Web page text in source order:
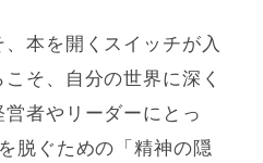
本を開くスイッチが入
そ、自分の世界に深く
者やリーダーにとっ
脱ぐための「精神の隠